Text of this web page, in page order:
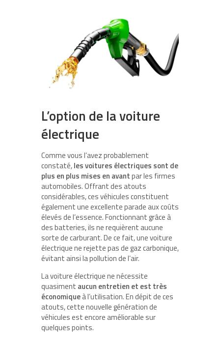
L’option de la voiture
électrique
Comme vous l’avez probablement
constaté,les voitures électriques sont de
plus en plus mises en avantpar les firmes
automobiles. Offrant des atouts
considérables, ces véhicules constituent
également une excellente parade aux coûts
élevés de l’essence. Fonctionnant grâce à
des batteries, ils ne requièrent aucune
sorte de carburant. De ce fait, une voiture
électrique ne rejette pas de gaz carbonique,
évitant ainsi la pollution de l’air.
La voiture électrique ne nécessite
quasiment aucun entretien et est très
économiqueà l’utilisation. En dépit de ces
atouts, cette nouvelle génération de
véhicules est encore améliorable sur
quelques points.